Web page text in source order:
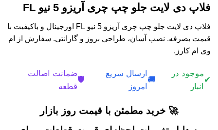
فلاپ دی لایت جلو چپ چری آریزو 5 نیو FL
فلاپ دی لایت جلو چپ چری آریزو 5 نیو FL اورجینال و باکیفیت با
قیمت بصرفه. نصب آسان، طراحی بروز و گارانتی. سفارش از ام
وی ام کارز.
✔
موجود در
انبار
🚚
ارسال سریع
امروز
🛡️
ضمانت اصالت
قطعه
🚀 خرید مطمئن با قیمت روز بازار